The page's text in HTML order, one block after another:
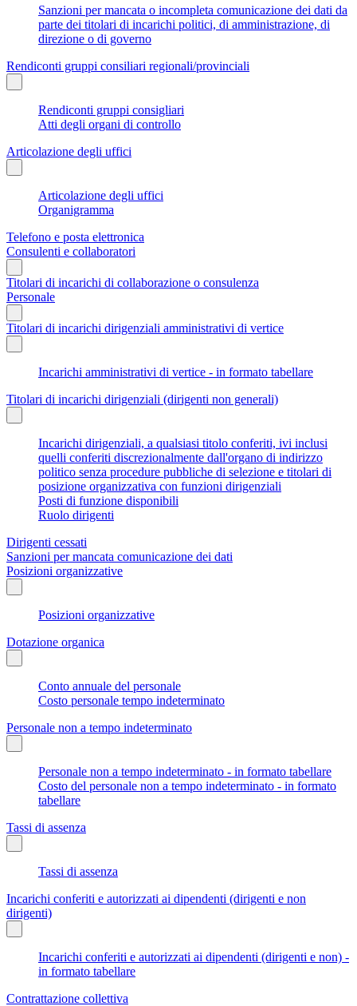
Sanzioni per mancata o incompleta comunicazione dei dati da
parte dei titolari di incarichi politici, di amministrazione, di
direzione o di governo
Rendiconti gruppi consiliari regionali/provinciali
Rendiconti gruppi consigliari
Atti degli organi di controllo
Articolazione degli uffici
Articolazione degli uffici
Organigramma
Telefono e posta elettronica
Consulenti e collaboratori
Titolari di incarichi di collaborazione o consulenza
Personale
Titolari di incarichi dirigenziali amministrativi di vertice
Incarichi amministrativi di vertice - in formato tabellare
Titolari di incarichi dirigenziali (dirigenti non generali)
Incarichi dirigenziali, a qualsiasi titolo conferiti, ivi inclusi
quelli conferiti discrezionalmente dall'organo di indirizzo
politico senza procedure pubbliche di selezione e titolari di
posizione organizzativa con funzioni dirigenziali
Posti di funzione disponibili
Ruolo dirigenti
Dirigenti cessati
Sanzioni per mancata comunicazione dei dati
Posizioni organizzative
Posizioni organizzative
Dotazione organica
Conto annuale del personale
Costo personale tempo indeterminato
Personale non a tempo indeterminato
Personale non a tempo indeterminato - in formato tabellare
Costo del personale non a tempo indeterminato - in formato
tabellare
Tassi di assenza
Tassi di assenza
Incarichi conferiti e autorizzati ai dipendenti (dirigenti e non
dirigenti)
Incarichi conferiti e autorizzati ai dipendenti (dirigenti e non) -
in formato tabellare
Contrattazione collettiva